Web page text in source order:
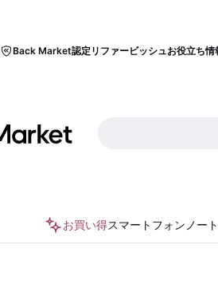
Back Market認定リファービッシュお役立ち情
お買い得スマートフォン ノー